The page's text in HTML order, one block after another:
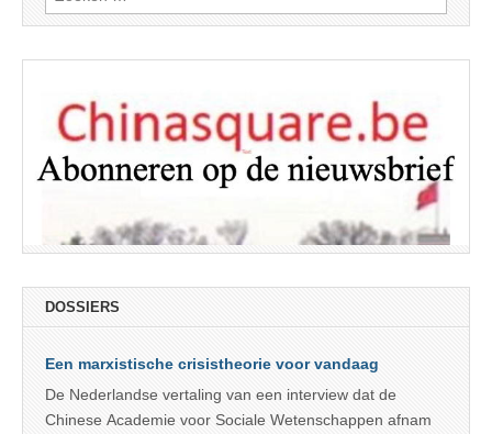
naar:
DOSSIERS
Een marxistische crisistheorie voor vandaag
De Nederlandse vertaling van een interview dat de
Chinese Academie voor Sociale Wetenschappen afnam